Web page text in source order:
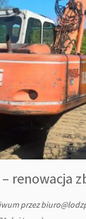
renowacja
przez